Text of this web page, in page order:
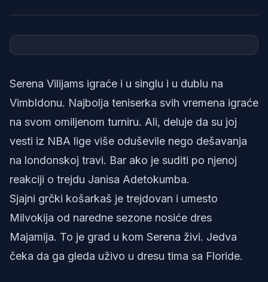
Serena Vilijams igraće i u singlu i u dublu na
Vimbldonu. Najbolja teniserka svih vremena igraće
na svom omiljenom turniru. Ali, deluje da su joj
vesti iz NBA lige više oduševile nego dešavanja
na londonskoj travi. Bar ako je suditi po njenoj
reakciji o trejdu Janisa Adetokumba.
Sjajni grčki košarkaš je trejdovan i umesto
Milvokija od naredne sezone nosiće dres
Majamija. To je grad u kom Serena živi. Jedva
čeka da ga gleda uživo u dresu tima sa Floride.